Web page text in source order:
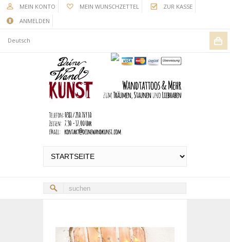
MEIN KONTO MEIN WUNSCHZETTEL
ZUR KASSE
ANMELDEN
Deutsch